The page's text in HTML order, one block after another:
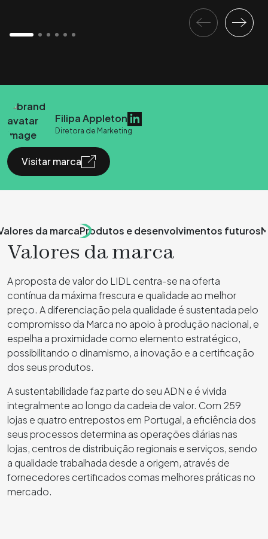
Filipa Appleton
Diretora de Marketing
Visitar marca
da marcaProdutos e desenvolvimentos futuros
Valores da marca
A proposta de valor do LIDL centra-se na oferta
contínua da máxima frescura e qualidade ao melhor
preço. A diferenciação pela qualidade ésustentadapelo
compromisso da Marca no apoio à produçãonacional, e
espelha a proximidade como elemento estratégico,
possibilitando o dinamismo, a inovação e a certificação
dos seus produtos.
A sustentabilidade faz parte do seu ADN e é vivida
integralmente ao longo da cadeia de valor. Com 259
lojas e quatro entrepostos em Portugal, a eficiência dos
seus processos determina as operações diárias nas
lojas, centros de distribuição regionais e serviços, sendo
a qualidade trabalhada desde a origem, através de
fornecedores certificados comas melhores práticas no
mercado.